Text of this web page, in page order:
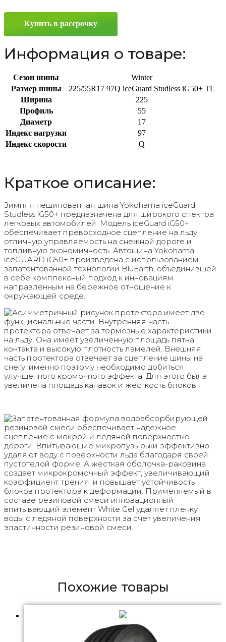
225/55
97Q
Купить в рассрочку
Информация о товаре:
Сезон шины
Winter
Размер шины
225/55R17 97Q iceGuard Studless iG50+ TL
Ширина
225
Профиль
55
Диаметр
17
Индекс нагрузки
97
Индекс скорости
Q
Краткое описание:
Зимняя нешипованная шина Yokohama iceGuard
Studless iG50+ предназначена для широкого спектра
легковых автомобилей. Модель iceGuard iG50+
обеспечивает превосходное сцепление на льду,
отличную управляемость на снежной дороге и
топливную экономичность. Автошина Yokohama
iceGUARD iG50+ произведена с использованием
запатентованной технологии BluEarth, объединившей
в себе комплексный подход к инновациям
направленным на бережное отношение к
окружающей среде.
Асимметричный рисунок протектора имеет две
функциональные части. Внутренняя часть
протектора отвечает за тормозные характеристики
на льду. Она имеет увеличенную площадь пятна
контакта и высокую плотность ламелей. Внешняя
часть протектора отвечает за сцепление шины на
снегу, именно поэтому необходимо добиться
улучшенного кромочного эффекта. Для этого была
увеличена площадь канавок и жесткость блоков.
Запатентованная формула водоабсорбирующей
резиновой смеси обеспечивает надежное
сцепление с мокрой и ледяной поверхностью
дороги. Впитывающие микропузырьки эффективно
удаляют воду с поверхности льда благодаря своей
пустотелой форме. А жесткая оболочка-раковина
создает микрокромочный эффект, увеличивающий
коэффициент трения, и повышает устойчивость
блоков протектора к деформации. Применяемый в
составе резиновой смеси инновационный
впитывающий элемент White Gel удаляет пленку
воды с ледяной поверхности за счет увеличения
эластичности резиновой смеси.
Похожие товары